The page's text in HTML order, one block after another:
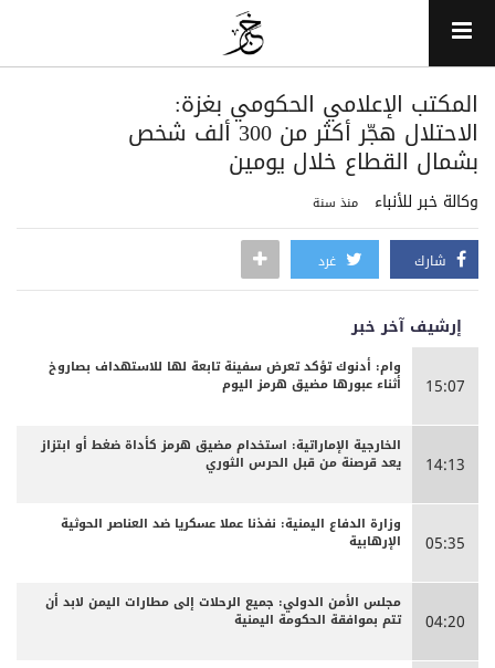
المكتب الإعلامي الحكومي بغزة:
الاحتلال هجّر أكثر من 300 ألف شخص
بشمال القطاع خلال يومين
وكالة خبر للأنباء منذ سنة
شارك غرد
إرشيف آخر خبر
15:07
وام: أدنوك تؤكد تعرض سفينة تابعة لها للاستهداف بصاروخ
أثناء عبورها مضيق هرمز اليوم
14:13
الخارجية الإماراتية: استخدام مضيق هرمز كأداة ضغط أو ابتزاز
يعد قرصنة من قبل الحرس الثوري
05:35
وزارة الدفاع اليمنية: نفذنا عملا عسكريا ضد العناصر الحوثية
الإرهابية
04:20
مجلس الأمن الدولي: جميع الرحلات إلى مطارات اليمن لابد أن
تتم بموافقة الحكومة اليمنية